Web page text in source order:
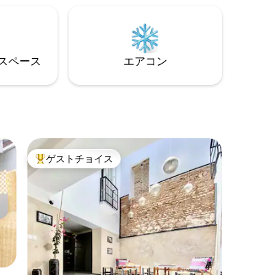
つのダイニングルームが完備されていま
す。 朝食、毎日の清掃、Wi-Fiが含まれて
ペ⁠ー⁠ス エアコン
大好評のゲストチョイスです。
ゲストチョイス